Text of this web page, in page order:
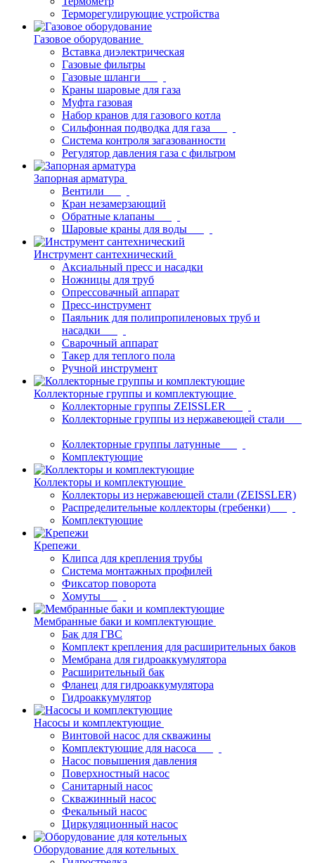
Терморегулирующие устройства
Газовое оборудование
Вставка диэлектрическая
Газовые фильтры
Газовые шланги
Краны шаровые для газа
Муфта газовая
Набор кранов для газового котла
Сильфонная подводка для газа
Система контроля загазованности
Регулятор давления газа с фильтром
Запорная арматура
Вентили
Кран незамерзающий
Обратные клапаны
Шаровые краны для воды
Инструмент сантехнический
Аксиальный пресс и насадки
Ножницы для труб
Опрессовачный аппарат
Пресс-инструмент
Паяльник для полипропиленовых труб и
насадки
Сварочный аппарат
Такер для теплого пола
Ручной инструмент
Коллекторные группы и комплектующие
Коллекторные группы ZEISSLER
Коллекторные группы из нержавеющей стали
Коллекторные группы латунные
Комплектующие
Коллекторы и комплектующие
Коллекторы из нержавеющей стали (ZEISSLER)
Распределительные коллекторы (гребенки)
Комплектующие
Крепежи
Клипса для крепления трубы
Система монтажных профилей
Фиксатор поворота
Хомуты
Мембранные баки и комплектующие
Бак для ГВС
Комплект крепления для расширительных баков
Мембрана для гидроаккумулятора
Расширительный бак
Фланец для гидроаккумулятора
Гидроаккумулятор
Насосы и комплектующие
Винтовой насос для скважины
Комплектующие для насоса
Насос повышения давления
Поверхностный насос
Санитарный насос
Скважинный насос
Фекальный насос
Циркуляционный насос
Оборудование для котельных